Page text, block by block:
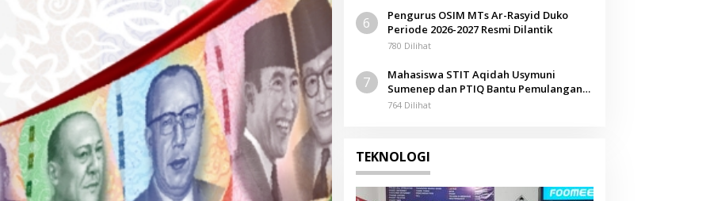
6
Pengurus OSIM MTs Ar-Rasyid Duko
Periode 2026-2027 Resmi Dilantik
780 Dilihat
7
Mahasiswa STIT Aqidah Usymuni
Sumenep dan PTIQ Bantu Pemulangan
Jenazah WNI Asal Aceh di Malaysia
764 Dilihat
TEKNOLOGI